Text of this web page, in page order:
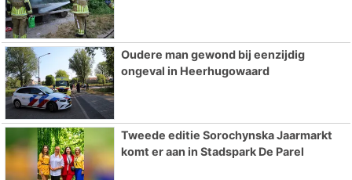
Oudere man gewond bij eenzijdig
ongeval in Heerhugowaard
Tweede editie Sorochynska Jaarmarkt
komt er aan in Stadspark De Parel